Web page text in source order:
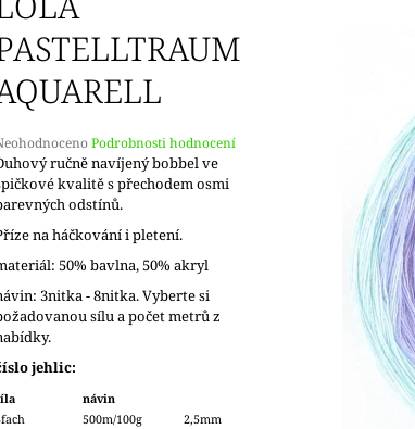
Podrobnosti hodnocení
ručně navíjený bobbel ve
kvalitě s přechodem osmi
odstínů.
na háčkování i pletení.
50% bavlna, 50% akryl
3nitka - 8nitka. Vyberte si
sílu a počet metrů z
jehlic:
návin
500m/100g
2,5mm